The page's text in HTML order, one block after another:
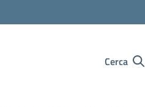
Cerca